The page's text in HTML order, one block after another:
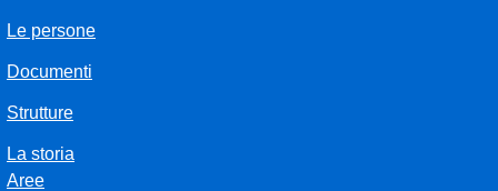
Le persone
Documenti
Strutture
La storia
Aree